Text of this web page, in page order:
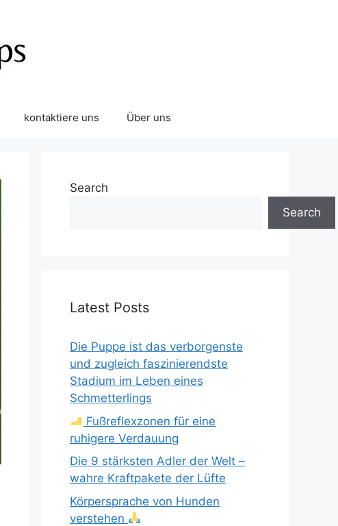
kontaktiere uns Über uns
Search
Search
Latest Posts
Die Puppe ist das verborgenste
und zugleich faszinierendste
Stadium im Leben eines
Schmetterlings
Fußreflexzonen für eine
ruhigere Verdauung
Die 9 stärksten Adler der Welt –
wahre Kraftpakete der Lüfte
Körpersprache von Hunden
verstehen